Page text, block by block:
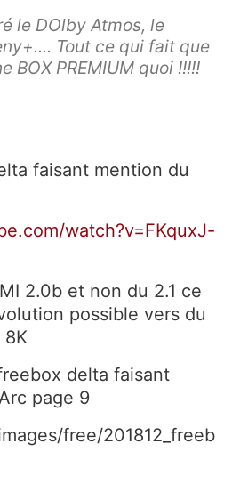
le DOlby Atmos, le
Tout ce qui fait que
BOX PREMIUM quoi !!!!!
faisant mention du
watch?v=FKquxJ-
2.0b et non du 2.1 ce
possible vers du
8K
delta faisant
page 9
free/201812_freeb